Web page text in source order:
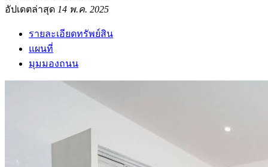
อัปเดตล่าสุด 14 พ.ค. 2025
รายละเอียดทรัพย์สิน
แผนที่
มุมมองถนน